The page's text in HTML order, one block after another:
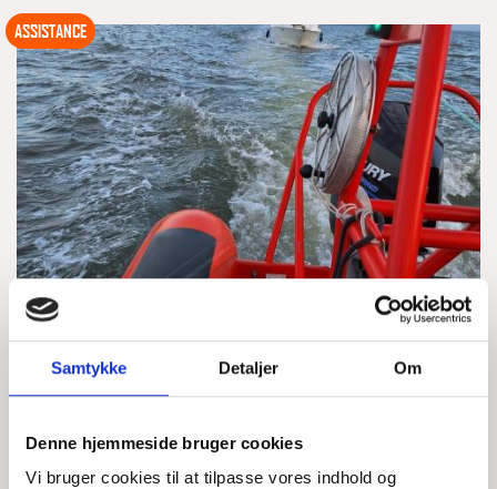
Samtykke Detaljer Om
Denne hjemmeside bruger cookies
Vi bruger cookies til at tilpasse vores indhold og
MOTORBÅD MED TOVVÆRK I SKRUEN -
MELLEM EJERSLEV OG AMTOFT
ASSISTANCE